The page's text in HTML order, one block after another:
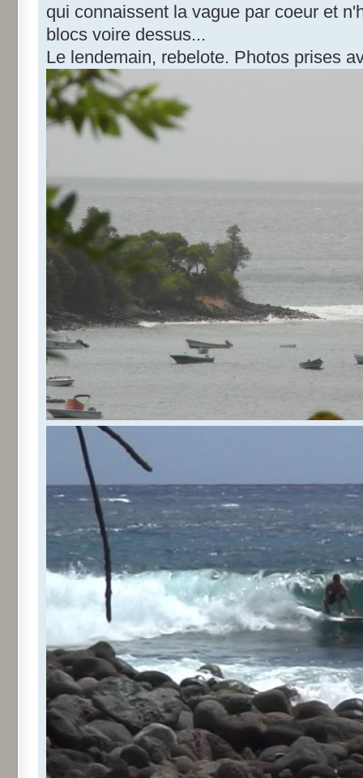
qui connaissent la vague par coeur et
blocs voire dessus...
Le lendemain, rebelote. Photos prises